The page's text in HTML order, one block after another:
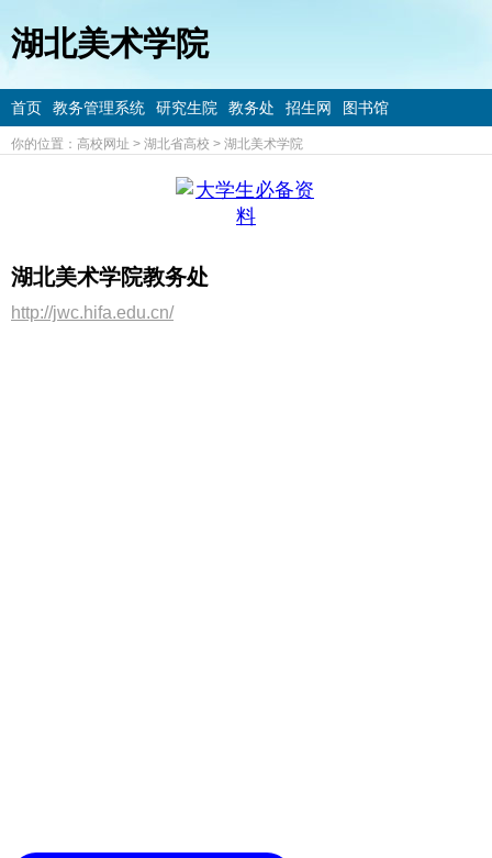
湖北美术学院
首页 教务管理系统 研究生院 教务处 招生网 图书馆
你的位置： 高校网址 > 湖北省高校 > 湖北美术学院
湖北美术学院教务处
http://jwc.hifa.edu.cn/